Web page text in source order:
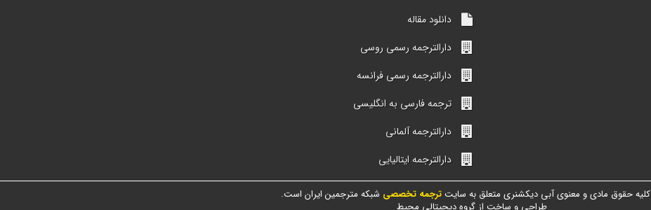
دانلود مقاله
دارالترجمه رسمی روسی
دارالترجمه رسمی فرانسه
ترجمه فارسی به انگلیسی
دارالترجمه آلمانی
دارالترجمه ایتالیایی
کلیه حقوق مادی و معنوی آبی دیکشنری متعلق به سایتترجمه تخصصی شبکه مترجمین ایران است.
طراحی و ساخت از گروه دیجیتالی محیط